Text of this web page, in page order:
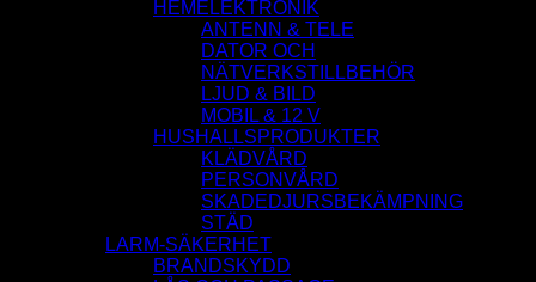
HEMELEKTRONIK
ANTENN & TELE
DATOR OCH
NÄTVERKSTILLBEHÖR
LJUD & BILD
MOBIL & 12 V
HUSHALLSPRODUKTER
KLÄDVÅRD
PERSONVÅRD
SKADEDJURSBEKÄMPNING
STÄD
LARM-SÄKERHET
BRANDSKYDD